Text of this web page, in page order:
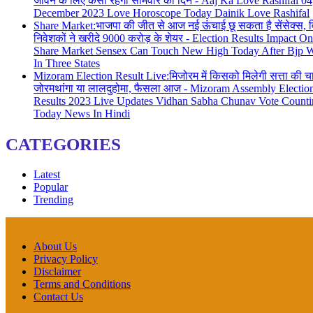
December 2023 Love Horoscope Today Dainik Love Rashifal
Share Market:भाजपा की जीत से आज नई ऊंचाई छू सकता है सेंसेक्स,
निवेशकों ने खरीदे 9000 करोड़ के शेयर - Election Results Impact On
Share Market Sensex Can Touch New High Today After Bjp
In Three States
Mizoram Election Result Live:मिजोरम में किसको मिलेगी सत्ता की
जोरमथांगा या लालदुहोमा, फैसला आज - Mizoram Assembly
Results 2023 Live Updates Vidhan Sabha Chunav Vote
Today News In Hindi
CATEGORIES
Latest
Popular
Trending
About Us
Privacy Policy
Disclaimer
Terms and Conditions
Contact Us